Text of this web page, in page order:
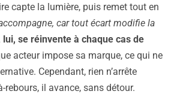
capte la lumière, puis remet tout en
car tout écart modifie la
lui, se réinvente à chaque cas de
acteur impose sa marque, ce qui ne
Cependant, rien n’arrête
rebours, il avance, sans détour.